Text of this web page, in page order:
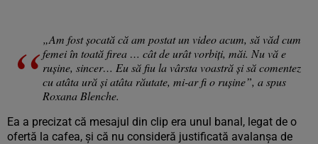
„Am fost șocată că am postat un video acum, să văd cum
femei în toată firea … cât de urât vorbiți, măi. Nu vă e
rușine, sincer… Eu să fiu la vârsta voastră și să comentez
cu atâta ură și atâta răutate, mi-ar fi o rușine”, a spus
Roxana Blenche.
Ea a precizat că mesajul din clip era unul banal, legat de o
ofertă la cafea, și că nu consideră justificată avalanșa de